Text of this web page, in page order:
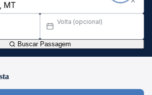
Volta (opcional)
Buscar Passagem